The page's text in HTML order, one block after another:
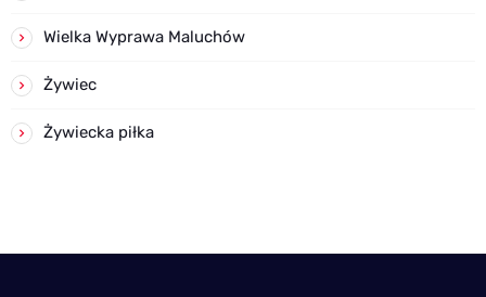
Wielka Wyprawa Maluchów
Żywiec
Żywiecka piłka